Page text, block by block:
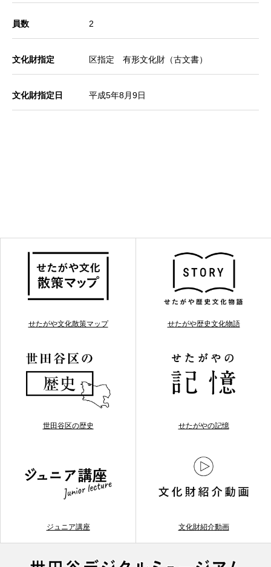
員数 2
文化財指定 区指定 有形文化財（古文書）
文化財指定日 平成5年8月9日
せたがや文化散策マップ せたがや歴史文化物語
世田谷区の歴史 せたがやの記憶
ジュニア講座 文化財紹介動画